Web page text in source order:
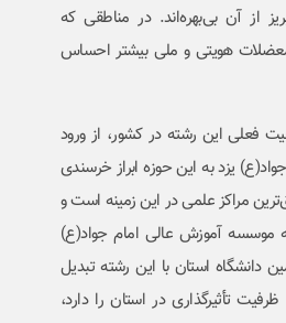
از آن بی‌بهره‌اند. در مناطقی که
هویتی و ملی بیشتر احساس
فعلی این رشته در کشور، از ورود
یزد به این حوزه ابراز خرسندی
مراکز علمی در این زمینه است و
موسسه آموزش عالی امام جواد(ع)
دانشگاه استان با این رشته تبدیل
تأثیرگذاری در استان را دارد،